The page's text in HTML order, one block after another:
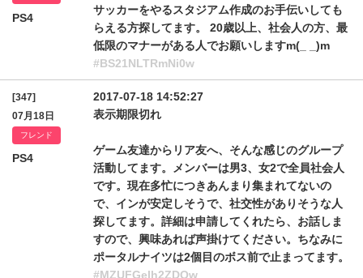
PS4
サッカーをやるスタジアム作成のお手伝いしても
らえる方探してます。 20歳以上、社会人の方、最
低限のマナーがある人でお願いしますm(_ _)m
#BS21NLTRmNi0w
[347]
07月18日
フレンド
PS4
2017-07-18 14:52:27
表示期限切れ
ゲーム友達からリア友へ、そんな感じのグループ
活動してます。メンバーは男3、女2で全員社会人
です。現在多忙につきあんまり集まれてないの
で、インが安定しそうで、社交性がありそうな人
探してます。詳細は申請してくれたら、お話しま
すので、興味あれば声掛けてください。ちなみに
ポータルナイツは2個目のボス前で止まってます。
#MZUFGelh2ZDQw